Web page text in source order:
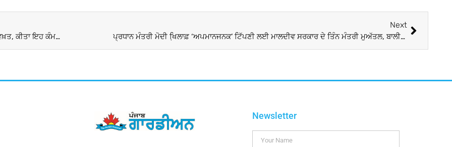
ਕੀਤਾ ਇਹ ਕੰਮ…
Next
ਪ੍ਰਧਾਨ ਮੰਤਰੀ ਮੋਦੀ ਖਿ਼ਲਾਫ਼ ‘ਅਪਮਾਨਜਨਕ’ ਟਿੱਪਣੀ ਲਈ ਮਾਲਦੀਵ ਸਰਕਾਰ ਦੇ ਤਿੰਨ ਮੰਤਰੀ ਮੁਅੱਤਲ, ਬਾਲੀਵੁੱਡ ਦੀਆਂ ਮਸ਼ਹੂਰ ਹਸਤੀਆਂ ਨੇ ਦਿੱਤੀ ਇਹ ਪ੍ਰਤੀਕਿਰਿਆ
Newsletter